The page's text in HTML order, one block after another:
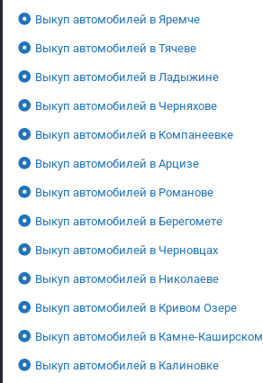
Выкуп автомобилей в Яремче
Выкуп автомобилей в Тячеве
Выкуп автомобилей в Ладыжине
Выкуп автомобилей в Черняхове
Выкуп автомобилей в Компанеевке
Выкуп автомобилей в Арцизе
Выкуп автомобилей в Романове
Выкуп автомобилей в Берегомете
Выкуп автомобилей в Черновцах
Выкуп автомобилей в Николаеве
Выкуп автомобилей в Кривом Озере
Выкуп автомобилей в Камне-Каширском
Выкуп автомобилей в Калиновке